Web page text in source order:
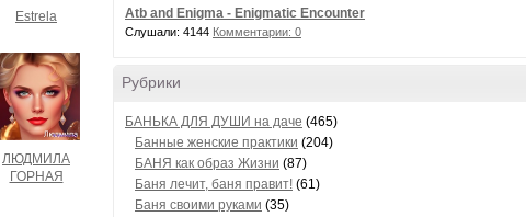
Estrela
ЛЮДМИЛА
ГОРНАЯ
Atb and Enigma - Enigmatic Encounter
Слушали: 4144 Комментарии: 0
Рубрики
БАНЬКА ДЛЯ ДУШИ на даче (465)
Банные женские практики (204)
БАНЯ как образ Жизни (87)
Баня лечит, баня правит! (61)
Баня своими руками (35)